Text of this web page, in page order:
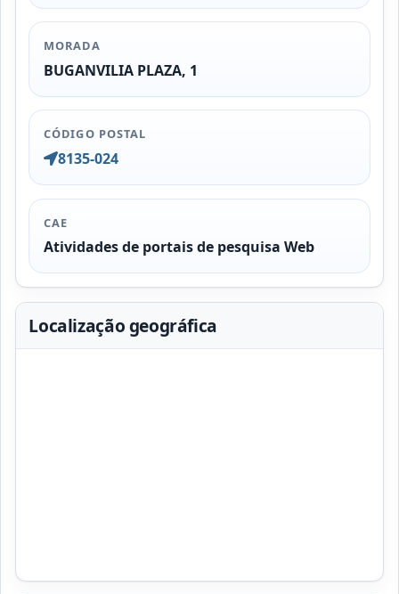
MORADA
BUGANVILIA PLAZA, 1
CÓDIGO POSTAL
8135-024
CAE
Atividades de portais de pesquisa Web
Localização geográfica